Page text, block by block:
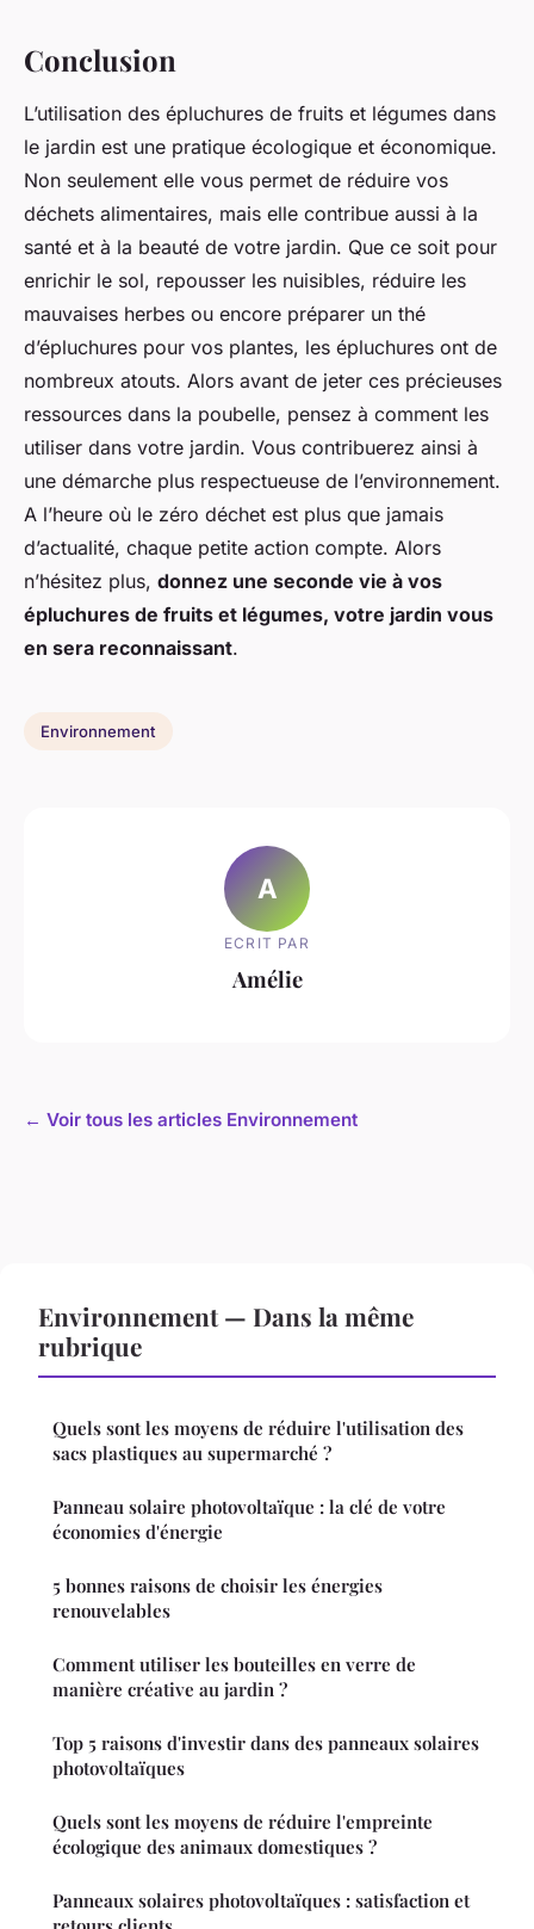
Conclusion
L’utilisation des épluchures de fruits et légumes dans
le jardin est une pratique écologique et économique.
Non seulement elle vous permet de réduire vos
déchets alimentaires, mais elle contribue aussi à la
santé et à la beauté de votre jardin. Que ce soit pour
enrichir le sol, repousser les nuisibles, réduire les
mauvaises herbes ou encore préparer un thé
d’épluchures pour vos plantes, les épluchures ont de
nombreux atouts. Alors avant de jeter ces précieuses
ressources dans la poubelle, pensez à comment les
utiliser dans votre jardin. Vous contribuerez ainsi à
une démarche plus respectueuse de l’environnement.
A l’heure où le zéro déchet est plus que jamais
d’actualité, chaque petite action compte. Alors
n’hésitez plus, donnez une seconde vie à vos
épluchures de fruits et légumes, votre jardin vous
en sera reconnaissant.
Environnement
A
ECRIT PAR
Amélie
← Voir tous les articles Environnement
Environnement — Dans la même
rubrique
Quels sont les moyens de réduire l'utilisation des
sacs plastiques au supermarché ?
Panneau solaire photovoltaïque : la clé de votre
économies d'énergie
5 bonnes raisons de choisir les énergies
renouvelables
Comment utiliser les bouteilles en verre de
manière créative au jardin ?
Top 5 raisons d'investir dans des panneaux solaires
photovoltaïques
Quels sont les moyens de réduire l'empreinte
écologique des animaux domestiques ?
Panneaux solaires photovoltaïques : satisfaction et